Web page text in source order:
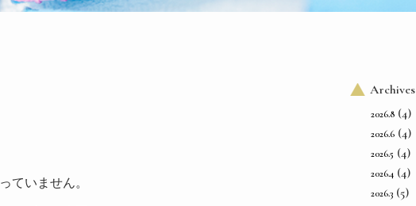
ていません。
Archives
2026.8 (4)
2026.6 (4)
2026.5 (4)
2026.4 (4)
2026.3 (5)